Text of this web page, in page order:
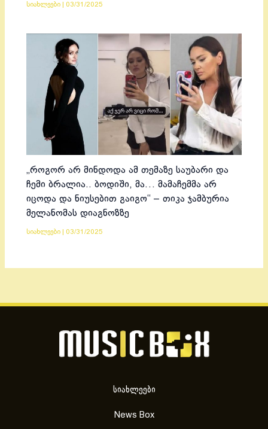
სიახლეები 03/31/2025
„როგორ არ მინდოდა ამ თემაზე საუბარი და
ჩემი ბრალია.. ბოდიში, მა… მამაჩემმა არ
იცოდა და ნიუსებით გაიგო“ – თიკა ჯამბურია
მელანომას დიაგნოზზე
სიახლეები 03/31/2025
სიახლეები
News Box